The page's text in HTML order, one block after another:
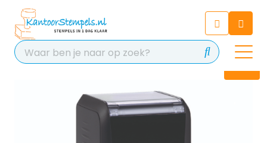
Chat 24/7 met onze chatbot
voor hulp
Contact